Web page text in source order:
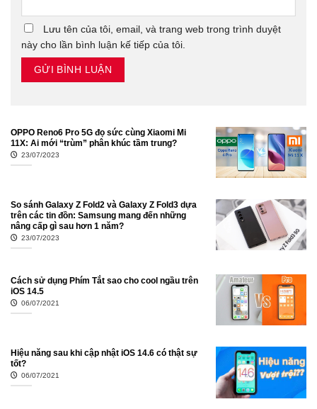
Lưu tên của tôi, email, và trang web trong trình duyệt
này cho lần bình luận kế tiếp của tôi.
OPPO Reno6 Pro 5G đọ sức cùng Xiaomi Mi
11X: Ai mới “trùm” phân khúc tầm trung?
23/07/2023
So sánh Galaxy Z Fold2 và Galaxy Z Fold3 dựa
trên các tin đồn: Samsung mang đến những
nâng cấp gì sau hơn 1 năm?
23/07/2023
Cách sử dụng Phím Tắt sao cho cool ngầu trên
iOS 14.5
06/07/2021
Hiệu năng sau khi cập nhật iOS 14.6 có thật sự
tốt?
06/07/2021